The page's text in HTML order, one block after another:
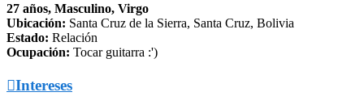
27 años, Masculino, Virgo
Ubicación: Santa Cruz de la Sierra, Santa Cruz, Bolivia
Estado: Relación
Ocupación: Tocar guitarra :')
Intereses